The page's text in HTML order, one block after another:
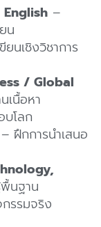
–
น
ยนเชิงวิชาการ
/ Global
เนื้อหา
โลก
– ฝึกการนำเสนอ
นฐาน
รรมจริง